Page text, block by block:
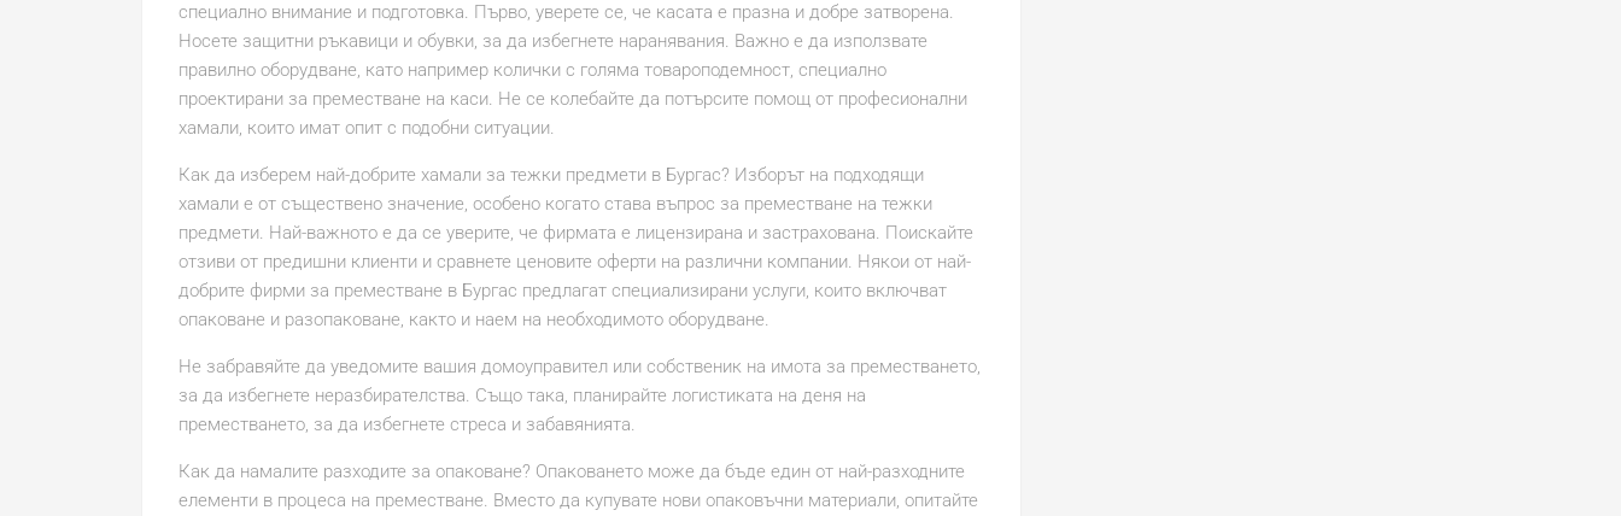
специално внимание и подготовка. Първо, уверете се, че касата е празна и добре затворена.
Носете защитни ръкавици и обувки, за да избегнете наранявания. Важно е да използвате
правилно оборудване, като например колички с голяма товароподемност, специално
проектирани за преместване на каси. Не се колебайте да потърсите помощ от професионални
хамали, които имат опит с подобни ситуации.
Как да изберем най-добрите хамали за тежки предмети в Бургас? Изборът на подходящи
хамали е от съществено значение, особено когато става въпрос за преместване на тежки
предмети. Най-важното е да се уверите, че фирмата е лицензирана и застрахована. Поискайте
отзиви от предишни клиенти и сравнете ценовите оферти на различни компании. Някои от най-
добрите фирми за преместване в Бургас предлагат специализирани услуги, които включват
опаковане и разопаковане, както и наем на необходимото оборудване.
Не забравяйте да уведомите вашия домоуправител или собственик на имота за преместването,
за да избегнете неразбирателства. Също така, планирайте логистиката на деня на
преместването, за да избегнете стреса и забавянията.
Как да намалите разходите за опаковане? Опаковането може да бъде един от най-разходните
елементи в процеса на преместване. Вместо да купувате нови опаковъчни материали, опитайте